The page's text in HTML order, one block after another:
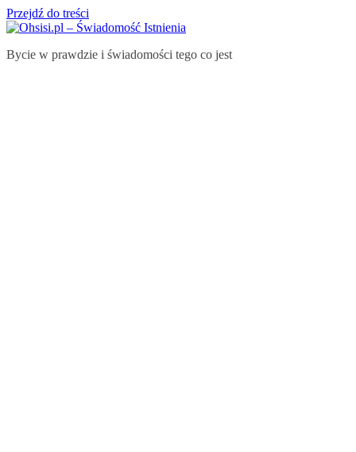
Przejdź do treści
Bycie w prawdzie i świadomości tego co jest